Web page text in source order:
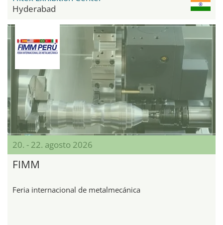
Hyderabad
20. - 22. agosto 2026
FIMM
Feria internacional de metalmecánica